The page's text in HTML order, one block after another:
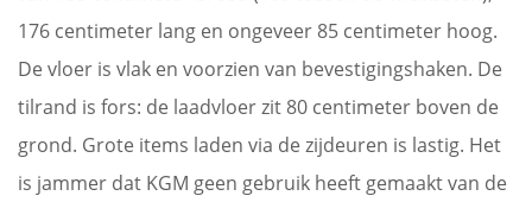
176 centimeter lang en ongeveer 85 centimeter hoog.
De vloer is vlak en voorzien van bevestigingshaken. De
tilrand is fors: de laadvloer zit 80 centimeter boven de
grond. Grote items laden via de zijdeuren is lastig. Het
is jammer dat KGM geen gebruik heeft gemaakt van de